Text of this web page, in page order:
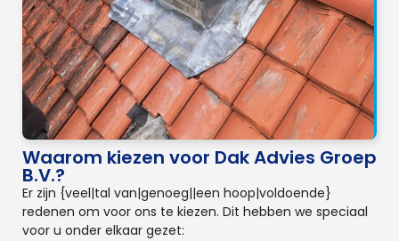
Waarom kiezen voor Dak Advies Groep
B.V.?
Er zijn {veel|tal van|genoeg||een hoop|voldoende}
redenen om voor ons te kiezen. Dit hebben we speciaal
voor u onder elkaar gezet: